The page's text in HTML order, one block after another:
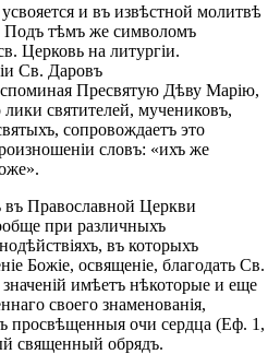
и въ извѣстной молитвѣ
Подъ тѣмъ же символомъ
Церковь на литургіи.
Св. Даровъ
Пресвятую Дѣву Марію,
святителей, мучениковъ,
сопровождаетъ это
словъ: «ихъ же
Православной Церкви
при различныхъ
въ которыхъ
Божіе, освященіе, благодать Св.
имѣетъ нѣкоторые и еще
своего знаменованія,
просвѣщенныя очи сердца (Еф. 1,
священный обрядъ.